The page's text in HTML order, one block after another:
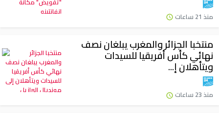
منذ 21 ساعات
منتخبا الجزائر والمغرب يبلغان نصف
نهائي كأس أفريقيا للسيدات
ويتأهلان إ...
منذ 23 ساعات